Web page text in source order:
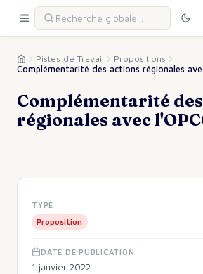
Pistes de Travail
Propositions
Complémentarité des actions régionales
Complémentarité
régionales avec
TYPE
Proposition
DATE DE PUBLICATION
1 janvier 2022